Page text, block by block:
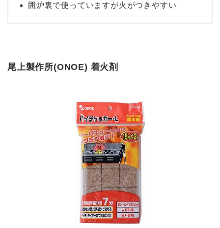
囲炉裏で使っていますが火がつきやすい
尾上製作所(ONOE) 着火剤